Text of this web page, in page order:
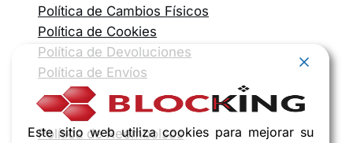
Política de Cambios Físicos
Política de Cookies
Política de Devoluciones
Política de Envíos
Política de Garantía
Política de Inventarios
Política de Reembolsos
Este sitio web utiliza cookies para mejorar su